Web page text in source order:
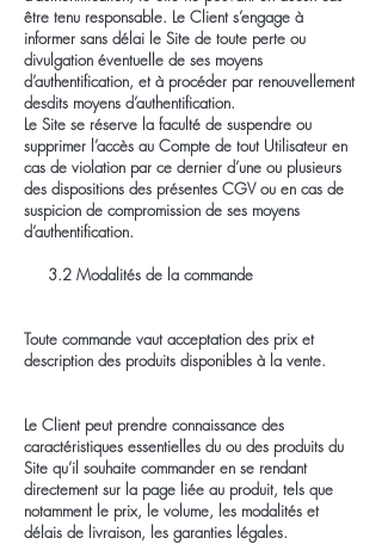
être tenu responsable. Le Client s’engage à
informer sans délai le Site de toute perte ou
divulgation éventuelle de ses moyens
d’authentification, et à procéder par renouvellement
desdits moyens d’authentification.
Le Site se réserve la faculté de suspendre ou
supprimer l’accès au Compte de tout Utilisateur en
cas de violation par ce dernier d’une ou plusieurs
des dispositions des présentes CGV ou en cas de
suspicion de compromission de ses moyens
d’authentification.
3.2 Modalités de la commande
Toute commande vaut acceptation des prix et
description des produits disponibles à la vente.
Le Client peut prendre connaissance des
caractéristiques essentielles du ou des produits du
Site qu’il souhaite commander en se rendant
directement sur la page liée au produit, tels que
notamment le prix, le volume, les modalités et
délais de livraison, les garanties légales.